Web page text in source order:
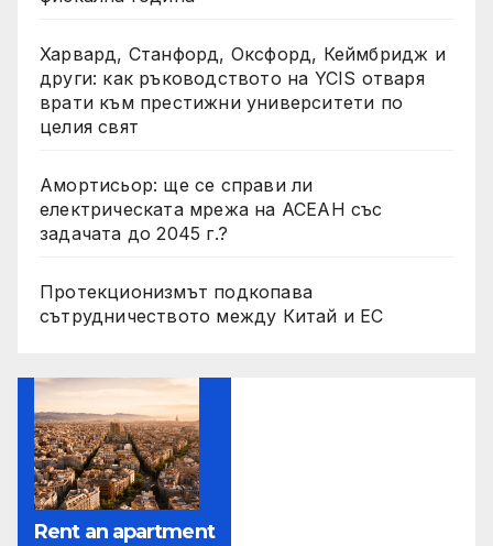
Харвард, Станфорд, Оксфорд, Кеймбридж и
други: как ръководството на YCIS отваря
врати към престижни университети по
целия свят
Амортисьор: ще се справи ли
електрическата мрежа на АСЕАН със
задачата до 2045 г.?
Протекционизмът подкопава
сътрудничеството между Китай и ЕС
Rent an apartment